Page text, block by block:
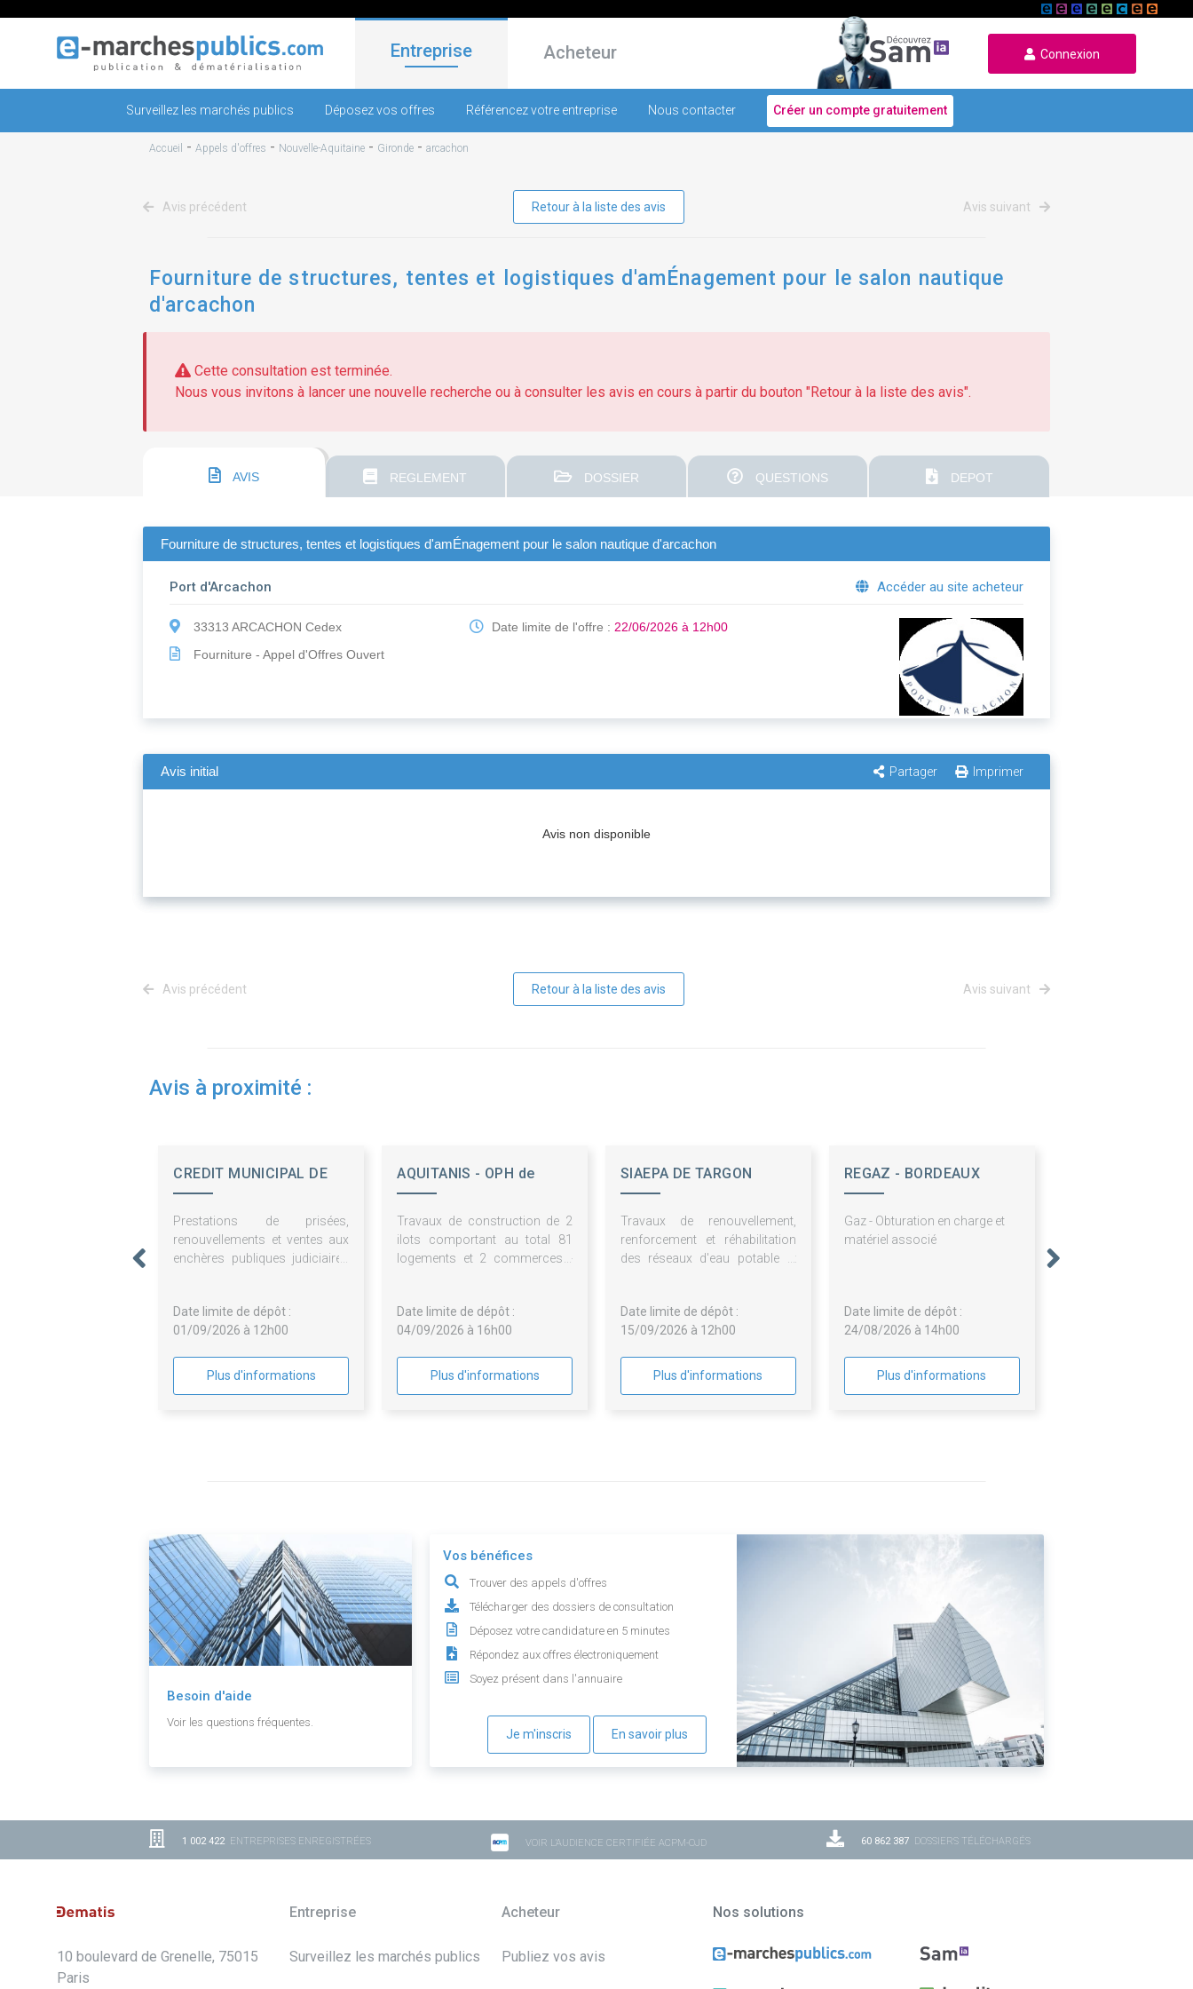
Entreprise Acheteur Connexion
Surveillez les marchés publics Déposez vos offres Référencez votre entreprise Nous contacter Créer un compte gratuitement
Accueil - Appels d'offres - Nouvelle-Aquitaine - Gironde - arcachon
Avis précédent Retour à la liste des avis Avis suivant
Fourniture de structures, tentes et logistiques d'amÉnagement pour le salon nautique
d'arcachon
Cette consultation est terminée.
Nous vous invitons à lancer une nouvelle recherche ou à consulter les avis en cours à partir du bouton "Retour à la liste des avis".
AVIS REGLEMENT DOSSIER QUESTIONS DEPOT
Fourniture de structures, tentes et logistiques d'amÉnagement pour le salon nautique d'arcachon
Port d'Arcachon Accéder au site acheteur
33313 ARCACHON Cedex
Fourniture - Appel d'Offres Ouvert
Date limite de l'offre :22/06/2026 à 12h00
Avis initial Partager Imprimer
Avis non disponible
Avis précédent Retour à la liste des avis Avis suivant
Avis à proximité :
CREDIT MUNICIPAL DE
Prestations de prisées,
renouvellements et ventes aux
enchères publiques judiciaires
Bordeaux
Date limite de dépôt :
01/09/2026 à 12h00
Plus d'informations
AQUITANIS - OPH de
Travaux de construction de 2
ilots comportant au total 81
logements et 2 commerces -
n°6
Date limite de dépôt :
04/09/2026 à 16h00
Plus d'informations
SIAEPA DE TARGON
Travaux de renouvellement,
renforcement et réhabilitation
des réseaux d'eau potable et
Targon
Date limite de dépôt :
15/09/2026 à 12h00
Plus d'informations
REGAZ - BORDEAUX
Gaz - Obturation en charge et
matériel associé
Date limite de dépôt :
24/08/2026 à 14h00
Plus d'informations
Besoin d'aide
Voir les questions fréquentes.
Vos bénéfices
Trouver des appels d'offres
Télécharger des dossiers de consultation
Déposez votre candidature en 5 minutes
Répondez aux offres électroniquement
Soyez présent dans l'annuaire
Je m'inscris En savoir plus
1 002 422ENTREPRISES ENREGISTRÉES VOIR L'AUDIENCE CERTIFIÉE ACPM-OJD 60 862 387 DOSSIERS TÉLÉCHARGÉS
10 boulevard de Grenelle, 75015
Paris
Entreprise
Surveillez les marchés publics
Acheteur
Publiez vos avis
Nos solutions